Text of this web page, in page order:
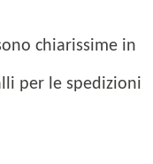
chiarissime in
per le spedizioni